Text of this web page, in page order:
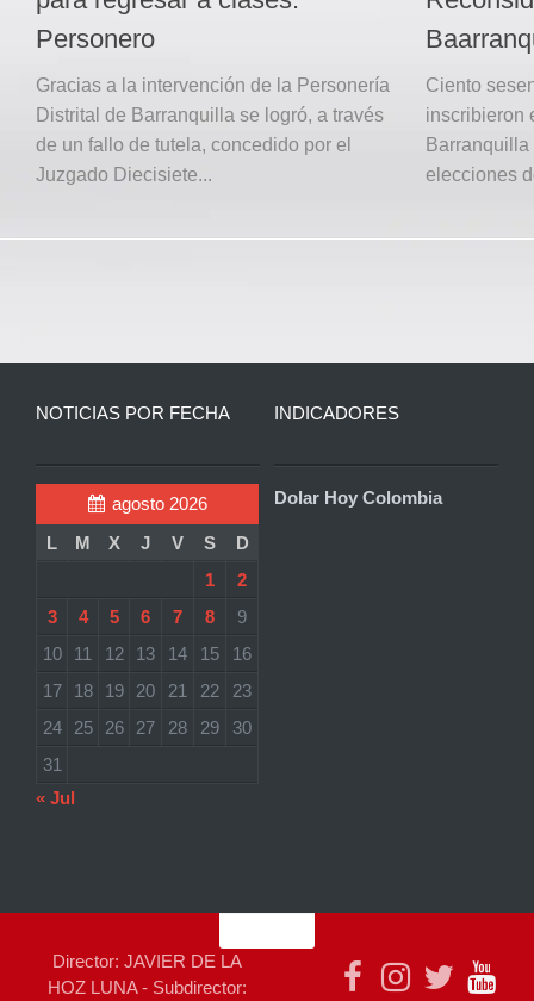
Personero
Gracias a la intervención de la Personería
Distrital de Barranquilla se logró, a través
de un fallo de tutela, concedido por el
Juzgado Diecisiete...
Ciento
inscribieron
elecciones
NOTICIAS POR FECHA
agosto 2026
L
M X J V S
D
1
2
3
4 5 6 7 8
9
10
11 12 13 14 15
16
17
18 19 20 21 22
23
24
25 26 27 28 29
30
31
« Jul
INDICADORES
Dolar Hoy Colombia
Director: JAVIER DE LA
HOZ LUNA - Subdirector: